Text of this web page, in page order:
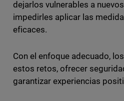
dejarlos vulnerables a
impedirles aplicar las
eficaces.
Con el enfoque adecuado,
estos retos, ofrecer
garantizar experiencias